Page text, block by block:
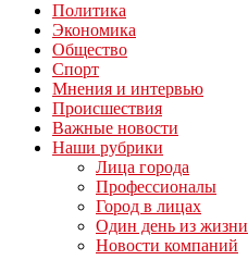
Политика
Экономика
Общество
Спорт
Мнения и интервью
Происшествия
Важные новости
Наши рубрики
Лица города
Профессионалы
Город в лицах
Один день из жизни
Новости компаний